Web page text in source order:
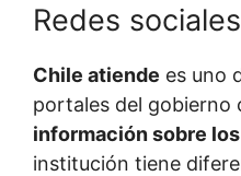
Redes sociales
Chile atiende es uno
portales del gobierno
información sobre
institución tiene